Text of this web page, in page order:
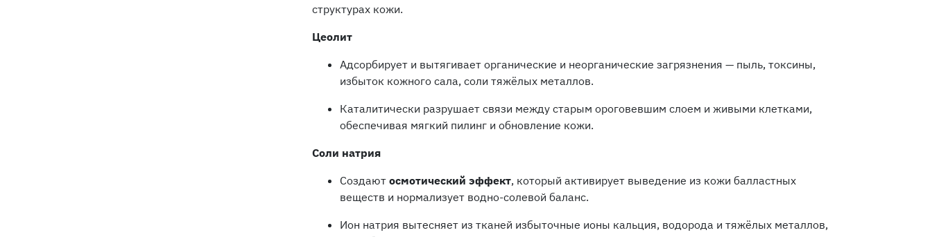
структурах кожи.
Цеолит
Адсорбирует и вытягивает органические и неорганические загрязнения — пыль, токсины,
избыток кожного сала, соли тяжёлых металлов.
Каталитически разрушает связи между старым ороговевшим слоем и живыми клетками,
обеспечивая мягкий пилинг и обновление кожи.
Соли натрия
Создают осмотический эффект, который активирует выведение из кожи балластных
веществ и нормализует водно-солевой баланс.
Ион натрия вытесняет из тканей избыточные ионы кальция, водорода и тяжёлых металлов,